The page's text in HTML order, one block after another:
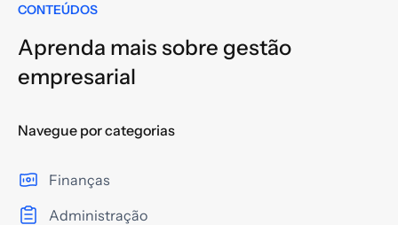
CONTEÚDOS
Aprenda mais sobre gestão
empresarial
Navegue por categorias
Finanças
Administração